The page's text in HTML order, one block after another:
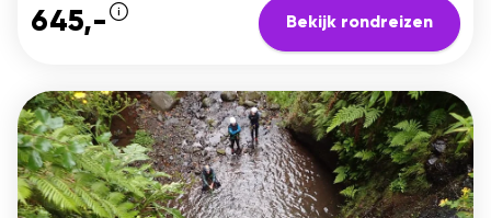
645,- Bekijk rondreizen